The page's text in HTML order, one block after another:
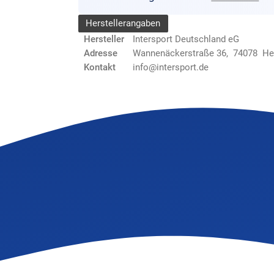
Herstellerangaben
Hersteller
Intersport Deutschland eG
Adresse
Wannenäckerstraße 36, 74078
Kontakt
info@intersport.de